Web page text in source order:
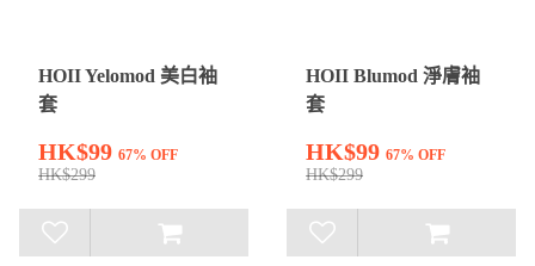
HOII Yelomod 美白袖
套
HK$99 67% OFF
HK$299
HOII Blumod 淨膚袖
套
HK$99 67% OFF
HK$299